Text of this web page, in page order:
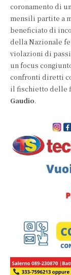
coronamento di
mensili partite a
beneficiato di
della Nazionale
violazioni di
un focus
confronti diretti
il fischietto delle
Gaudio.